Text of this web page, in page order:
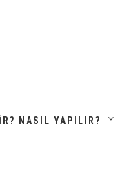
NASIL YAPILIR?